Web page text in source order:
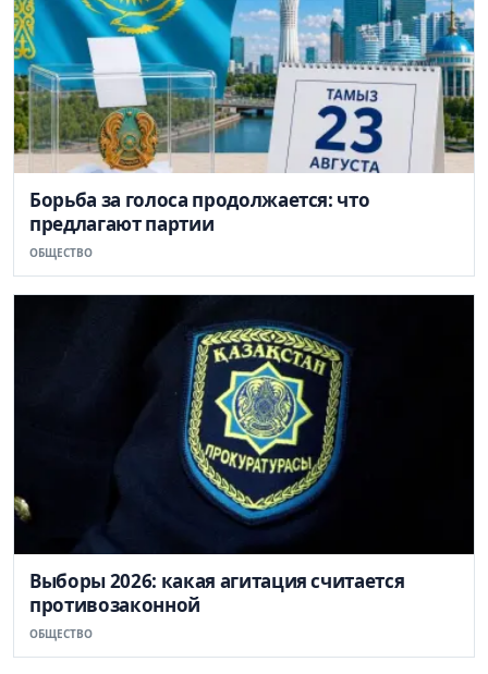
Борьба за голоса продолжается: что
предлагают партии
ОБЩЕСТВО
Выборы 2026: какая агитация считается
противозаконной
ОБЩЕСТВО